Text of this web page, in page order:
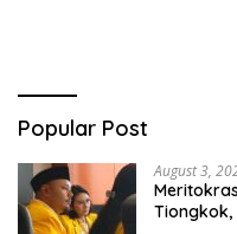
Popular Post
August 3,
Tiongkok,